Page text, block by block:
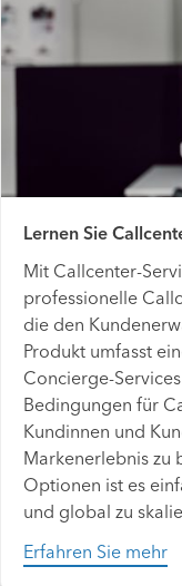
Lernen Sie
Mit Callcenter-
professionelle
die den
Produkt umfasst
Concierge-
Bedingungen für
Kundinnen und
Markenerlebnis zu
Optionen ist es
und global zu
Erfahren Sie mehr